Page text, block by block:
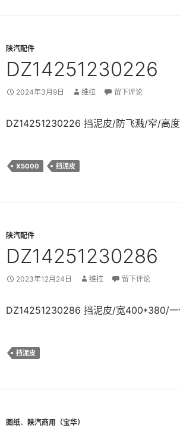
陕汽配件
DZ14251230226
2024年3月9日 维拉 留下评论
DZ14251230226 挡泥皮/防飞溅/窄/高
X5000 挡泥皮
陕汽配件
DZ14251230286
2023年12月24日 维拉 留下评论
DZ14251230286 挡泥皮/宽400*380/一
挡泥皮
图纸、 陕汽商用（宝华）